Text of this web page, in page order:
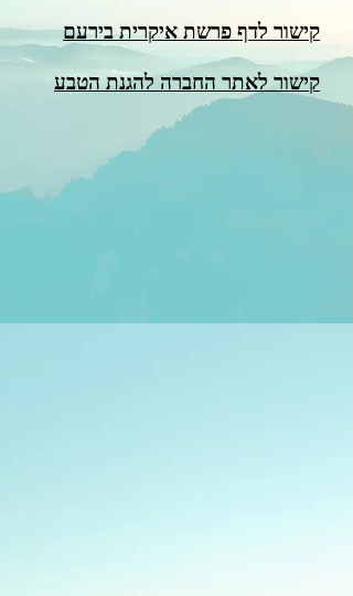
קישור לדף פרשת איקרית בירעם
קישור לאתר החברה להגנת הטבע